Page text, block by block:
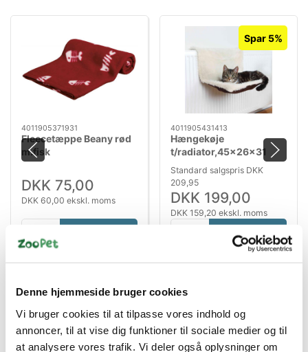
Denne hjemmeside bruger cookies
Vi bruger cookies til at tilpasse vores indhold og
annoncer, til at vise dig funktioner til sociale medier og til
at analysere vores trafik. Vi deler også oplysninger om
4011905371931
Fleecetæppe Beany rød
m.fisk
DKK 75,00
DKK 60,00 ekskl. moms
Spar 5%
4011905431413
Hængekøje
t/radiator,45x26x31
Plüsch/Veloursleder
Standard salgspris DKK
209,95
DKK 199,00
DKK 159,20 ekskl. moms